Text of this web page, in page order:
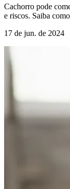
Cachorro pode
e riscos. Saiba
17 de jun. de 2024